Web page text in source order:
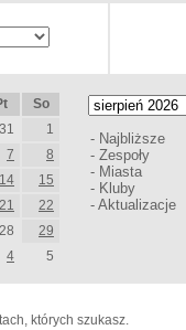
So
31
1
7
8
14
15
21
22
28
29
4 5
- Najbliższe
- Zespoły
- Miasta
- Kluby
- Aktualizacje
których szukasz.